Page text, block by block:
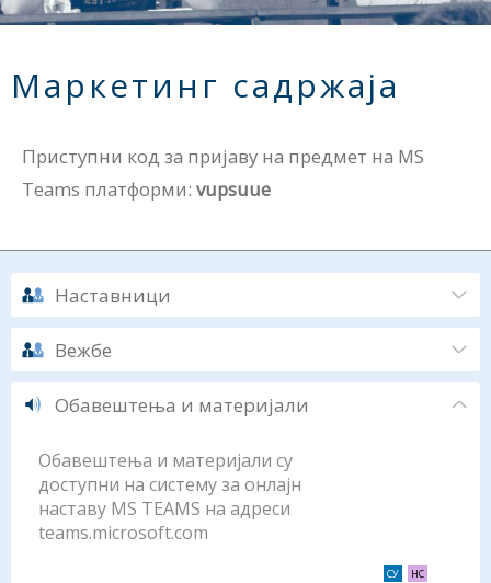
Маркетинг садржаја
Приступни код за пријаву на предмет на MS
Teams платформи: vupsuue
Наставници
Вежбе
Обавештења и материјали
Обавештења и материјали су
доступни на систему за онлајн
наставу MS TEAMS на адреси
teams.microsoft.com